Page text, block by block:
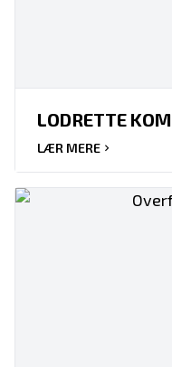
LODRETTE
LÆR MERE